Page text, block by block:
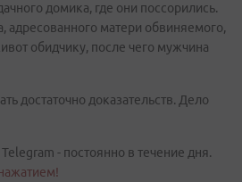
домика, где они поссорились.
адресованного матери обвиняемого,
обидчику, после чего мужчина
достаточно доказательств. Дело
- постоянно в течение дня.